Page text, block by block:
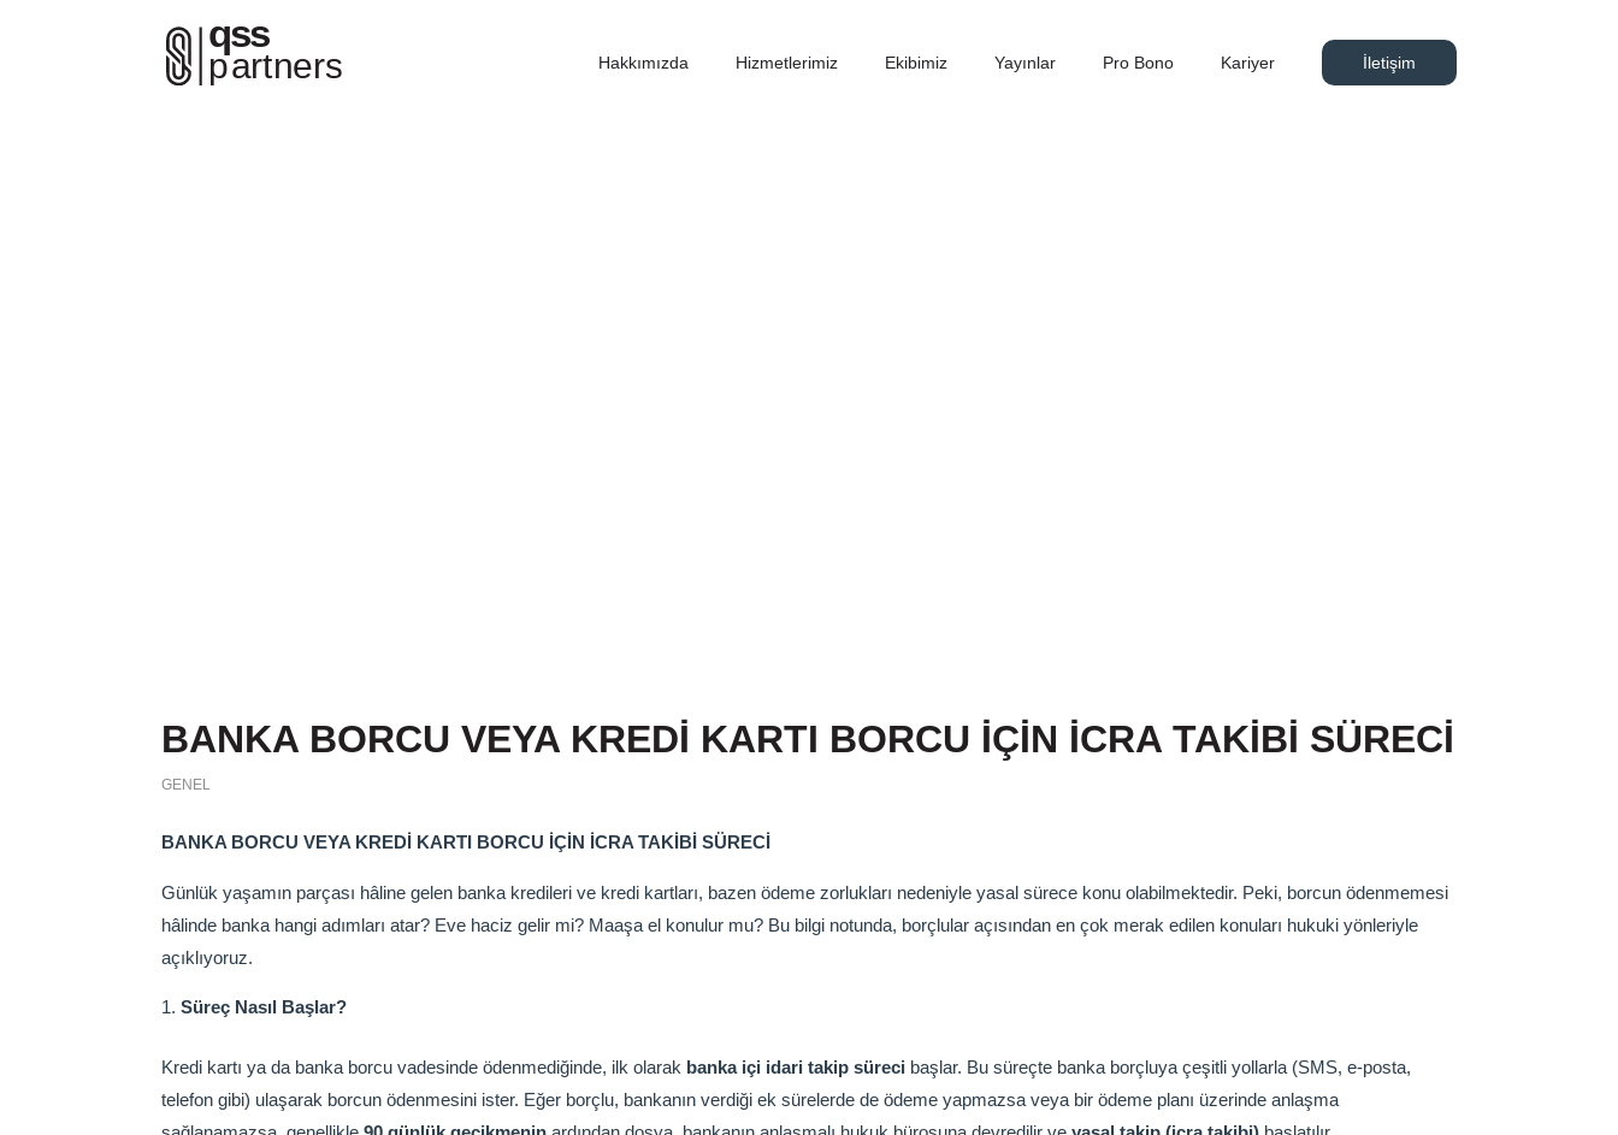
Hakkımızda Hizmetlerimiz Ekibimiz Yayınlar Pro Bono Kariyer İletişim
BANKA BORCU VEYA KREDİ KARTI BORCU İÇİN İCRA TAKİBİ SÜRECİ
GENEL
BANKA BORCU VEYA KREDİ KARTI BORCU İÇİN İCRA TAKİBİ SÜRECİ
Günlük yaşamın parçası hâline gelen banka kredileri ve kredi kartları, bazen ödeme zorlukları nedeniyle yasal sürece konu olabilmektedir. Peki, borcun ödenmemesi
hâlinde banka hangi adımları atar? Eve haciz gelir mi? Maaşa el konulur mu? Bu bilgi notunda, borçlular açısından en çok merak edilen konuları hukuki yönleriyle
açıklıyoruz.
Süreç Nasıl Başlar?
Kredi kartı ya da banka borcu vadesinde ödenmediğinde, ilk olarak banka içi idari takip süreci başlar. Bu süreçte banka borçluya çeşitli yollarla (SMS, e-posta,
telefon gibi) ulaşarak borcun ödenmesini ister. Eğer borçlu, bankanın verdiği ek sürelerde de ödeme yapmazsa veya bir ödeme planı üzerinde anlaşma